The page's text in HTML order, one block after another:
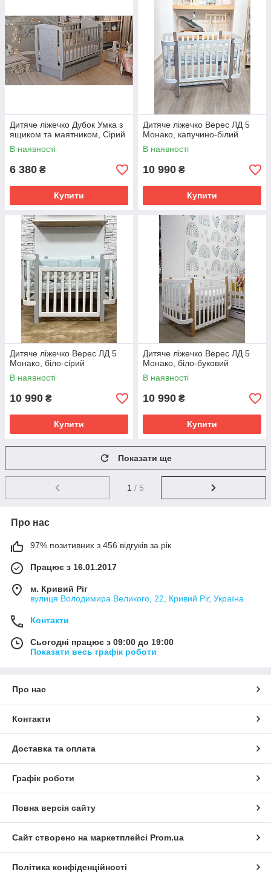
Дитяче ліжечко Дубок Умка з
ящиком та маятником, Сірий
В наявності
6 380 ₴
Купити
Дитяче ліжечко Верес ЛД 5
Монако, капучино-білий
В наявності
10 990 ₴
Купити
Дитяче ліжечко Верес ЛД 5
Монако, біло-сірий
В наявності
10 990 ₴
Купити
Дитяче ліжечко Верес ЛД 5
Монако, біло-буковий
В наявності
10 990 ₴
Купити
Показати ще
1 / 5
Про нас
97% позитивних з 456 відгуків за рік
Працює з 16.01.2017
м. Кривий Ріг
вулиця Володимира Великого, 22, Кривий Ріг, Україна
Контакти
Сьогодні працює з 09:00 до 19:00
Показати весь графік роботи
Про нас
Контакти
Доставка та оплата
Графік роботи
Повна версія сайту
Сайт створено на маркетплейсі Prom.ua
Політика конфіденційності